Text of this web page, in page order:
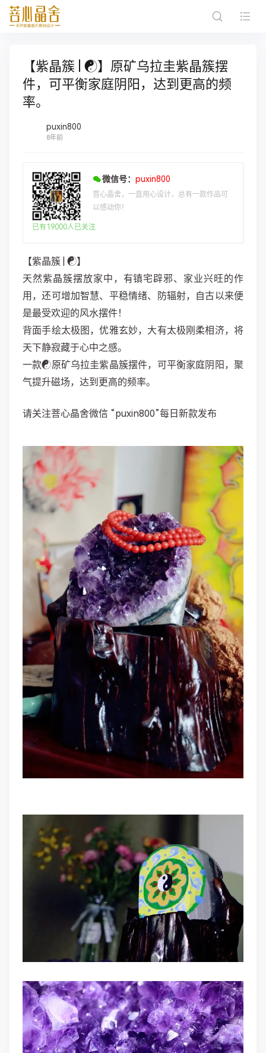
【紫晶簇 | ☯️】原矿乌拉圭紫晶簇摆
件，可平衡家庭阴阳，达到更高的频
率。
puxin800
8年前
微信号： puxin800
菩心晶舍，一直用心设计，总有一款作品可
以感动你！
已有19000人已关注
【紫晶簇 | ☯️】
天然紫晶簇摆放家中，有镇宅辟邪、家业兴旺的作
用，还可增加智慧、平稳情绪、防辐射，自古以来便
是最受欢迎的风水摆件！
背面手绘太极图，优雅玄妙，大有太极刚柔相济，将
天下静寂藏于心中之感。
一款☯原矿乌拉圭紫晶簇摆件，可平衡家庭阴阳，聚
气提升磁场，达到更高的频率。
请关注菩心晶舍微信 “puxin800”每日新款发布